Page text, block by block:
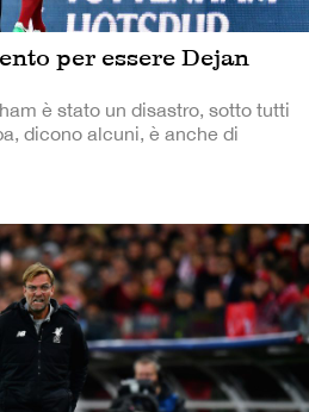
per essere Dejan
è stato un disastro, sotto tutti
dicono alcuni, è anche di